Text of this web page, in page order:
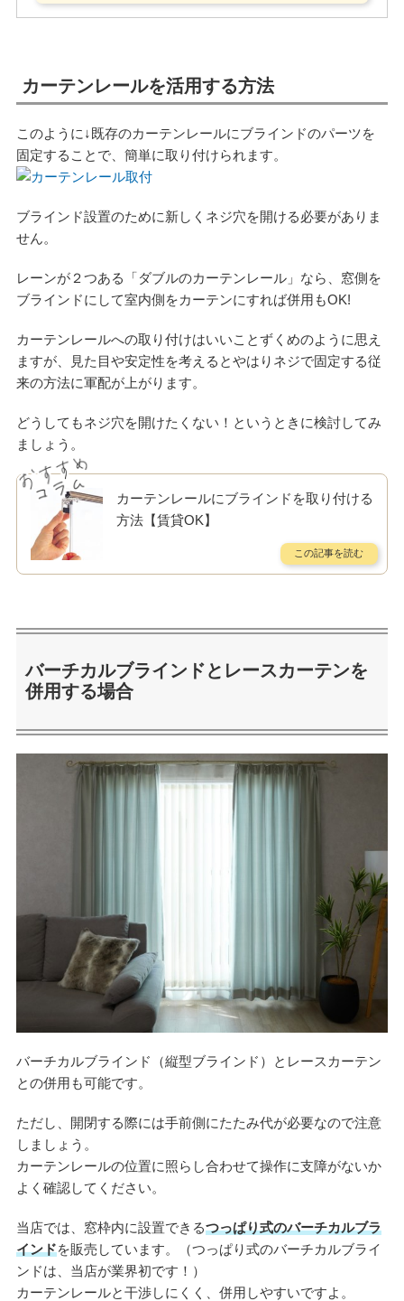
カーテンレールを活用する方法
このように↓既存のカーテンレールにブラインドのパーツを
固定することで、簡単に取り付けられます。
ブラインド設置のために新しくネジ穴を開ける必要がありま
せん。
レーンが２つある「ダブルのカーテンレール」なら、窓側を
ブラインドにして室内側をカーテンにすれば併用もOK!
カーテンレールへの取り付けはいいことずくめのように思え
ますが、見た目や安定性を考えるとやはりネジで固定する従
来の方法に軍配が上がります。
どうしてもネジ穴を開けたくない！というときに検討してみ
ましょう。
カーテンレールにブラインドを取り付ける
方法【賃貸OK】
バーチカルブラインドとレースカーテンを
併用する場合
バーチカルブラインド（縦型ブラインド）とレースカーテン
との併用も可能です。
ただし、開閉する際には手前側にたたみ代が必要なので注意
しましょう。
カーテンレールの位置に照らし合わせて操作に支障がないか
よく確認してください。
当店では、窓枠内に設置できるつっぱり式のバーチカルブラ
インドを販売しています。（つっぱり式のバーチカルブライ
ンドは、当店が業界初です！）
カーテンレールと干渉しにくく、併用しやすいですよ。